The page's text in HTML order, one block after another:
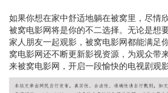
如果你想在家中舒适地躺在被窝里，尽情
被窝电影网将是你的不二选择。无论是想
家人朋友一起观影，被窝电影网都能满足
窝电影网还不断更新影视资源，为观众带
来被窝电影网，开启一段愉快的电视剧观